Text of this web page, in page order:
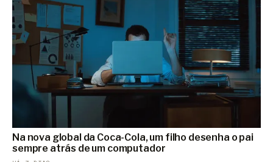
Na nova global da Coca-Cola, um filho desenha o pai
sempre atrás de um computador